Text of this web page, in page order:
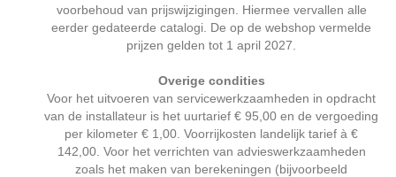
voorbehoud van prijswijzigingen. Hiermee vervallen alle
eerder gedateerde catalogi. De op de webshop vermelde
prijzen gelden tot 1 april 2027.
Overige condities
Voor het uitvoeren van servicewerkzaamheden in opdracht
van de installateur is het uurtarief € 95,00 en de vergoeding
per kilometer € 1,00. Voorrijkosten landelijk tarief à €
142,00. Voor het verrichten van advieswerkzaamheden
zoals het maken van berekeningen (bijvoorbeeld